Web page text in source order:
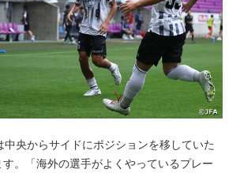
央からサイドにポジションを移していた
。「海外の選手がよくやっているプレー